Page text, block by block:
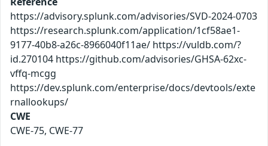
https://advisory.splunk.com/advisories/SVD-2024-0703
https://research.splunk.com/application/1cf58ae1-
9177-40b8-a26c-8966040f11ae/ https://vuldb.com/?
id.270104 https://github.com/advisories/GHSA-62xc-
vffq-mcgg
https://dev.splunk.com/enterprise/docs/devtools/exte
rnallookups/
CWE
CWE-75, CWE-77